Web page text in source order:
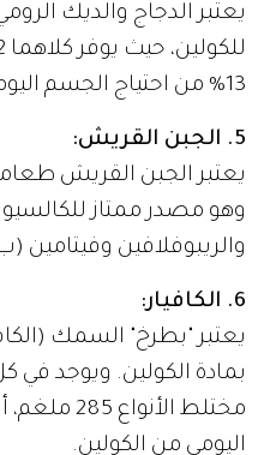
يعتبر الدجاج والديك
13% من احتياج الجسم اليومي الموصى به.
5. الجبن القريش:
يعتبر الجبن القريش طعاماً
وهو مصدر ممتاز
والريبوفلافين وفيتامين
6. الكافيار:
يعتبر "بطرخ" السمك
اليومي من الكولين.